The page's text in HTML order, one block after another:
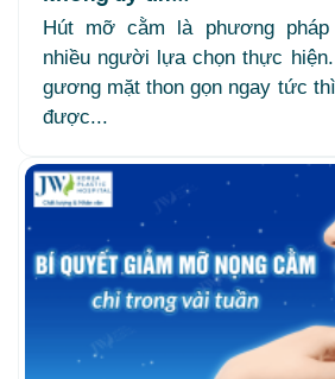
Hút mỡ cằm là phương
nhiều người lựa chọn thực
gương mặt thon gọn ngay tức
được...